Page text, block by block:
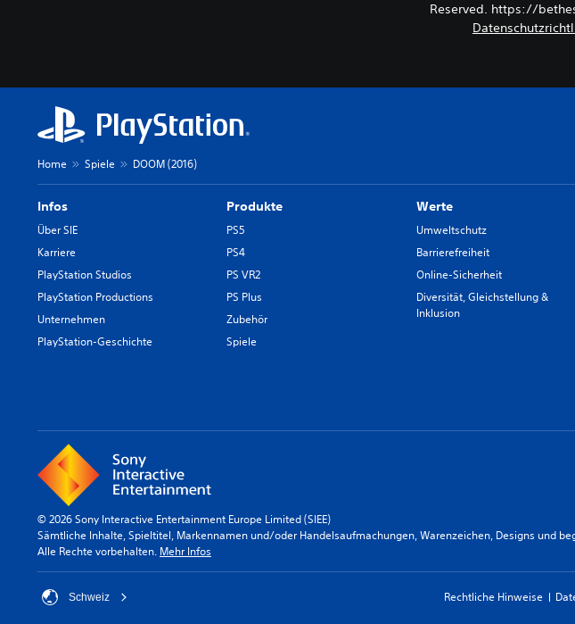
Reserved. https://
Home Spiele DOOM (2016)
Infos
Über SIE
Karriere
PlayStation Studios
PlayStation Productions
Unternehmen
PlayStation-Geschichte
Produkte
PS5
PS4
PS VR2
PS Plus
Zubehör
Spiele
Werte
Umweltschutz
Barrierefreiheit
Online-Sicherheit
Diversität, Gleichstellung &
Inklusion
© 2026 Sony Interactive Entertainment Europe Limited (SIEE)
Sämtliche Inhalte, Spieltitel, Markennamen und/oder Handelsaufmachungen, Warenzeichen, Designs und
Alle Rechte vorbehalten. Mehr Infos
Schweiz Rechtliche Hinweise